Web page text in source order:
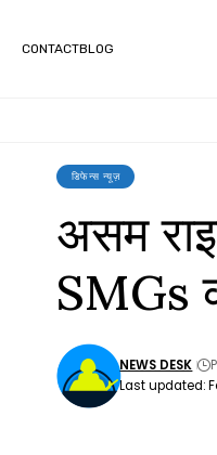
CONTACTBLOG
डिफेन्स न्यूज़
असम
SMGs
Last updated:
NEWS DESK